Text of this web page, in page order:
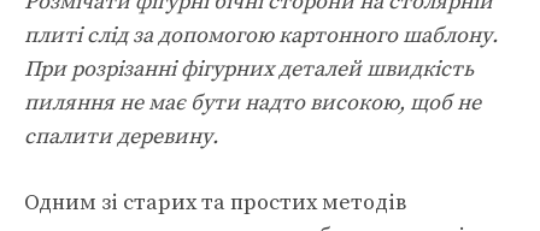
плиті слід за допомогою картонного шаблону.
При розрізанні фігурних деталей швидкість
пиляння не має бути надто високою, щоб не
спалити деревину.
Одним зі старих та простих методів